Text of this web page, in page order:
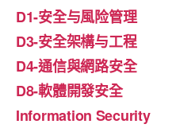
D1-安全与風险管理
D3-安全架構与工程
D4-通信與網路安全
D8-軟體開發安全
Information Security